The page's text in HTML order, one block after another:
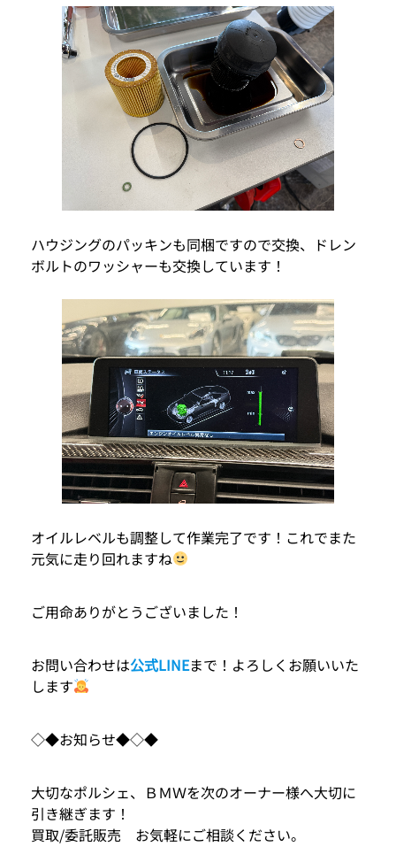
ハウジングのパッキンも同梱ですので交換、ドレン
ボルトのワッシャーも交換しています！
オイルレベルも調整して作業完了です！これでまた
元気に走り回れますね
ご用命ありがとうございました！
お問い合わせは公式LINEまで！よろしくお願いいた
します
◇◆お知らせ◆◇◆
大切なポルシェ、ＢＭＷを次のオーナー様へ大切に
引き継ぎます！
買取/委託販売 お気軽にご相談ください。